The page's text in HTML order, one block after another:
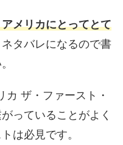
メリカにとってとて
ネタバレになるので書
カ ザ・ファースト・
っていることがよく
は必見です。